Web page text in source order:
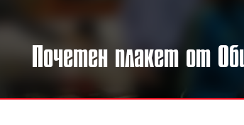
Почетен плакет от